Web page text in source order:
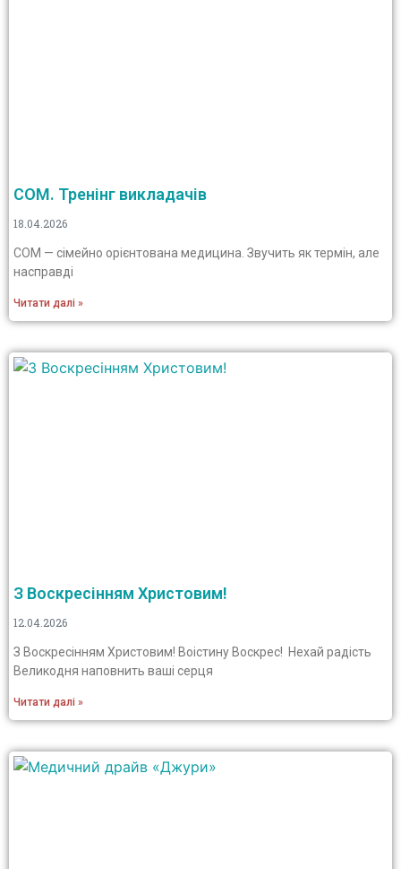
СОМ. Тренінг викладачів
18.04.2026
СОМ — сімейно орієнтована медицина. Звучить як термін, але
насправді
Читати далі »
З Воскресінням Христовим!
12.04.2026
З Воскресінням Христовим! Воістину Воскрес! Нехай радість
Великодня наповнить ваші серця
Читати далі »